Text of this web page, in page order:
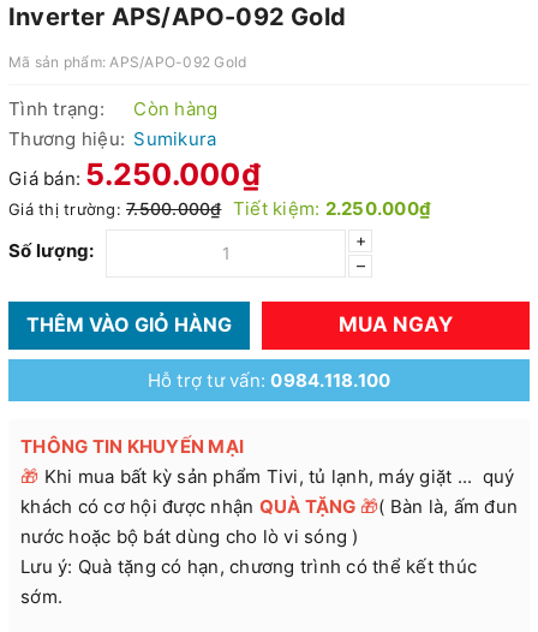
Inverter APS/APO-092 Gold
Mã sản phẩm: APS/APO-092 Gold
Tình trạng:
Còn hàng
Thương hiệu: Sumikura
Giá bán: 5.250.000₫
Giá thị trường: 7.500.000₫ Tiết kiệm: 2.250.000₫
Số lượng:
+
–
THÊM VÀO GIỎ HÀNG MUA NGAY
Hỗ trợ tư vấn:0984.118.100
THÔNG TIN KHUYẾN MẠI
🎁 Khi mua bất kỳ sản phẩm Tivi, tủ lạnh, máy giặt ... quý
khách có cơ hội được nhận QUÀ TẶNG 🎁( Bàn là, ấm đun
nước hoặc bộ bát dùng cho lò vi sóng )
Lưu ý: Quà tặng có hạn, chương trình có thể kết thúc
sớm.